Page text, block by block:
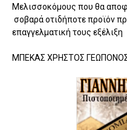
Μελισσοκόμους που θα
σοβαρά οτιδήποτε προϊόν
επαγγελματική τους εξέλιξη
ΜΠΕΚΑΣ ΧΡΗΣΤΟΣ